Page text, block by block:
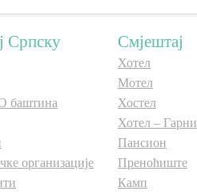
Српску
баштина
организације
Смјештај
Хотел
Мотел
Хостел
Хотел – Гарни
Пансион
Преноћиште
Камп